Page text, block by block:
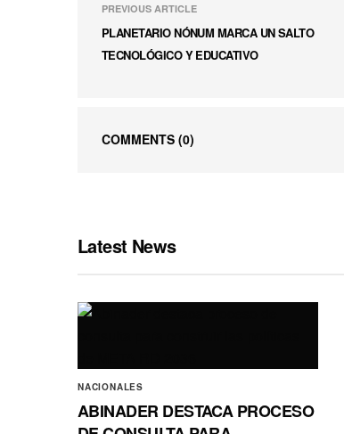
PREVIOUS ARTICLE
PLANETARIO NÓNUM MARCA UN SALTO
TECNOLÓGICO Y EDUCATIVO
COMMENTS (0)
Latest News
NACIONALES
ABINADER DESTACA PROCESO